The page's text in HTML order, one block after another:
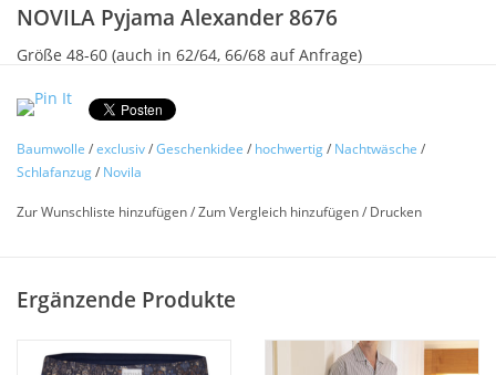
NOVILA Pyjama Alexander 8676
Größe 48-60 (auch in 62/64, 66/68 auf Anfrage)
Für Liebhaber feiner Stoffe !
Ein schöner Pyjama mit einem Oberteil aus feinem
und Brusttasche. Die Pyjamahose aus 100% Baumwolle mit
Passende Boxershorts finden Sie hier
Ein luxuriöser Herren Schlafanzug für höchste Ansprüche.
Baumwolle /exclusiv/Geschenkidee / hochwertig/ Nachtwäsche /
Schlafanzug/ Novila
Zur Wunschliste hinzufügen/Zum Vergleich hinzufügen/ Drucken
Ergänzende Produkte